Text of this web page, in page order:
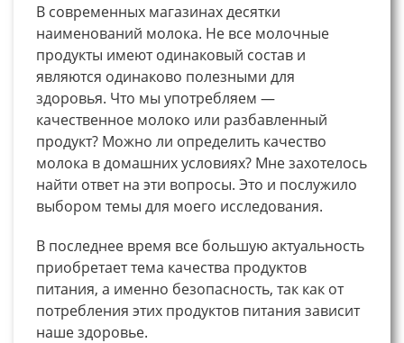
В современных магазинах десятки
наименований молока. Не все молочные
продукты имеют одинаковый состав и
являются одинаково полезными для
здоровья. Что мы употребляем —
качественное молоко или разбавленный
продукт? Можно ли определить качество
молока в домашних условиях? Мне захотелось
найти ответ на эти вопросы. Это и послужило
выбором темы для моего исследования.
В последнее время все большую актуальность
приобретает тема качества продуктов
питания, а именно безопасность, так как от
потребления этих продуктов питания зависит
наше здоровье.